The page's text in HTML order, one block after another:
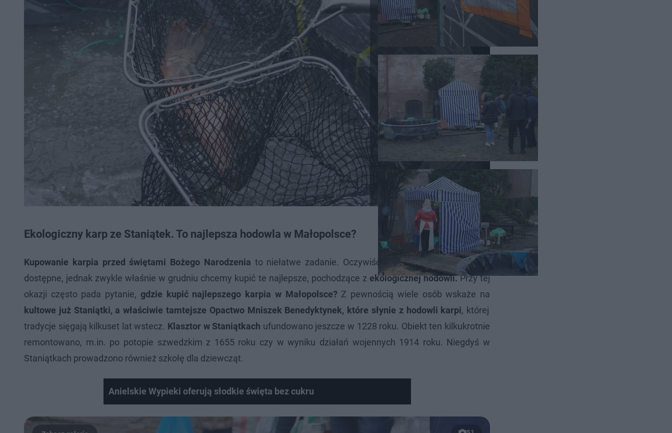
Ekologiczny karp ze Staniątek. To najlepsza hodowla w Małopolsce?
Kupowanie karpia przed świętami Bożego Narodzenia to niełatwe zadanie. Oczywiście ryby te są powszechnie
dostępne, jednak zwykle właśnie w grudniu chcemy kupić te najlepsze, pochodzące z ekologicznej hodowli.Przy tej
okazji często pada pytanie, gdzie kupić najlepszego karpia w Małopolsce? Z pewnością wiele osób wskaże na
kultowe już Staniątki, a właściwie tamtejsze Opactwo Mniszek Benedyktynek, które słynie z hodowli karpi, której
tradycje sięgają kilkuset lat wstecz. Klasztor w Staniątkach ufundowano jeszcze w 1228 roku. Obiekt ten kilkukrotnie
remontowano, m.in. po potopie szwedzkim z 1655 roku czy w wyniku działań wojennych 1914 roku. Niegdyś w
Staniątkach prowadzono również szkołę dla dziewcząt.
Anielskie Wypieki oferują słodkie święta bez cukru